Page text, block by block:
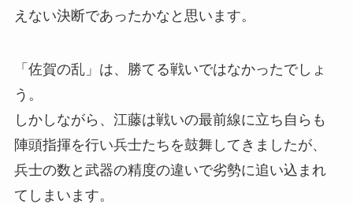
えない決断であったかなと思います。
「佐賀の乱」は、勝てる戦いではなかったでしょ
う。
しかしながら、江藤は戦いの最前線に立ち自らも
陣頭指揮を行い兵士たちを鼓舞してきましたが、
兵士の数と武器の精度の違いで劣勢に追い込まれ
てしまいます。